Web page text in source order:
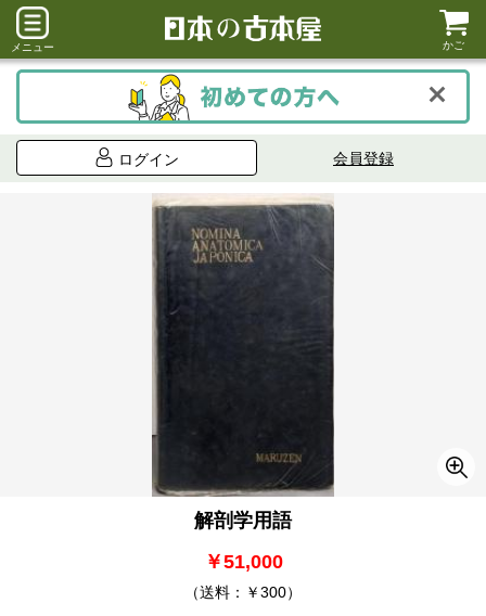
メニュー かご
ログイン 会員登録
解剖学用語
￥51,000
（送料：￥300）